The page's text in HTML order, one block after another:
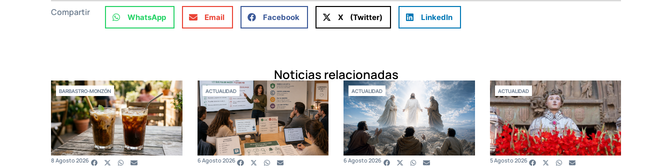
Compartir WhatsApp Email Facebook X (Twitter) LinkedIn
Noticias relacionadas
BARBASTRO-MONZÓN
8 Agosto 2026
ACTUALIDAD
6 Agosto 2026
ACTUALIDAD
6 Agosto 2026
ACTUALIDAD
5 Agosto 2026